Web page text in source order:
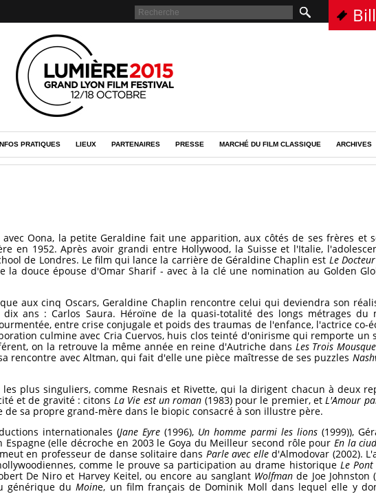
PRATIQUES LIEUX PARTENAIRES PRESSE MARCHÉ DU FILM CLASSIQUE ARCHIVES
Oona, la petite Geraldine fait une apparition, aux côtés de ses frères et
en 1952. Après avoir grandi entre Hollywood, la Suisse et l'Italie,
de Londres. Le film qui lance la carrière de Géraldine Chaplin est Le
la douce épouse d'Omar Sharif - avec à la clé une nomination au Golden
aux cinq Oscars, Geraldine Chaplin rencontre celui qui deviendra son
ans : Carlos Saura. Héroïne de la quasi-totalité des longs métrages du
entre crise conjugale et poids des traumas de l'enfance, l'actrice co-
culmine avec Cria Cuervos, huis clos teinté d'onirisme qui remporte un
on la retrouve la même année en reine d'Autriche dans Les Trois
rencontre avec Altman, qui fait d'elle une pièce maîtresse de ses puzzles
plus singuliers, comme Resnais et Rivette, qui la dirigent chacun à deux
et de gravité : citons La Vie est un roman (1983) pour le premier, etL'Amour
de sa propre grand-mère dans le biopic consacré à son illustre père.
internationales (Jane Eyre (1996), Un homme parmi les lions(1999)),
(elle décroche en 2003 le Goya du Meilleur second rôle pour En la
en professeur de danse solitaire dans Parle avec elled'Almodovar (2002).
comme le prouve sa participation au drame historique Le
De Niro et Harvey Keitel, ou encore au sanglant Wolfman de Joe Johnston
générique duMoine, un film français de Dominik Moll dans lequel elle y